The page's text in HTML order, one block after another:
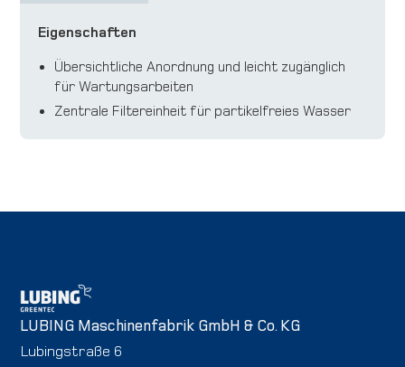
Eigenschaften
Übersichtliche Anordnung und leicht zugänglich
für Wartungsarbeiten
Zentrale Filtereinheit für partikelfreies Wasser
LUBING Maschinenfabrik GmbH & Co. KG
Lubingstraße 6